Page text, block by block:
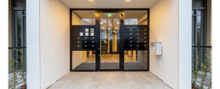
waarschijnlijk
binnen 15
reageren.